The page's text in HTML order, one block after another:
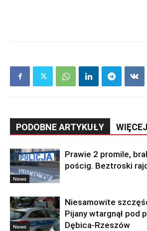
PODOBNE ARTYKUŁY
News
Prawie 2 promile,
pościg. Beztroski
News
Niesamowite
Pijany wtargnął pod
Dębica-Rzeszów